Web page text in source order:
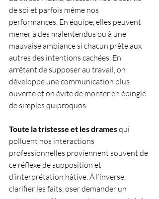
de soi et parfois même nos
performances. En équipe, elles peuvent
mener à des malentendus ou à une
mauvaise ambiance si chacun prête aux
autres des intentions cachées. En
arrêtant de supposer au travail, on
développe une communication plus
ouverte et on évite de monter en épingle
de simples quiproquos.
Toute la tristesse et les drames qui
polluent nos interactions
professionnelles proviennent souvent de
ce réflexe de supposition et
d’interprétation hâtive. À l’inverse,
clarifier les faits, oser demander un